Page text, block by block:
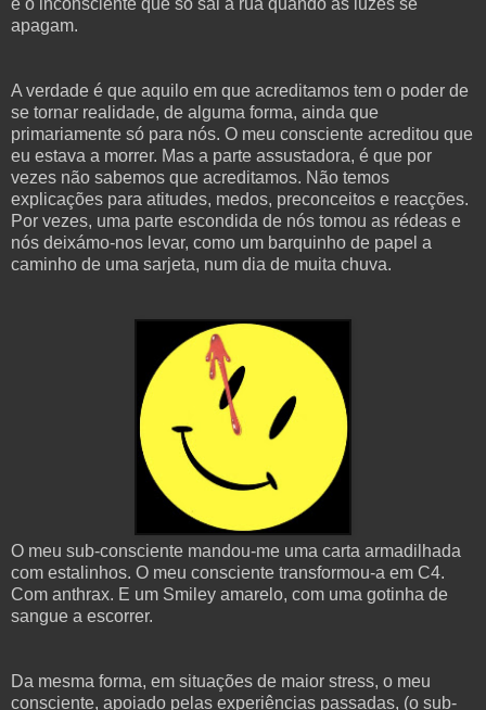
e o inconsciente que só sai à rua quando as luzes se
apagam.
A verdade é que aquilo em que acreditamos tem o poder de
se tornar realidade, de alguma forma, ainda que
primariamente só para nós. O meu consciente acreditou que
eu estava a morrer. Mas a parte assustadora, é que por
vezes não sabemos que acreditamos. Não temos
explicações para atitudes, medos, preconceitos e reacções.
Por vezes, uma parte escondida de nós tomou as rédeas e
nós deixámo-nos levar, como um barquinho de papel a
caminho de uma sarjeta, num dia de muita chuva.
O meu sub-consciente mandou-me uma carta armadilhada
com estalinhos. O meu consciente transformou-a em C4.
Com anthrax. E um Smiley amarelo, com uma gotinha de
sangue a escorrer.
Da mesma forma, em situações de maior stress, o meu
consciente, apoiado pelas experiências passadas, (o sub-